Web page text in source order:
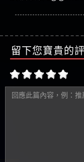
留下您寶貴的